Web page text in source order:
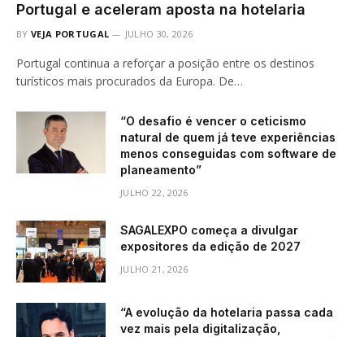
Portugal e aceleram aposta na hotelaria
BY VEJA PORTUGAL JULHO 30, 2026
Portugal continua a reforçar a posição entre os destinos
turísticos mais procurados da Europa. De…
“O desafio é vencer o ceticismo
natural de quem já teve experiências
menos conseguidas com software de
planeamento”
JULHO 22, 2026
SAGALEXPO começa a divulgar
expositores da edição de 2027
JULHO 21, 2026
“A evolução da hotelaria passa cada
vez mais pela digitalização,